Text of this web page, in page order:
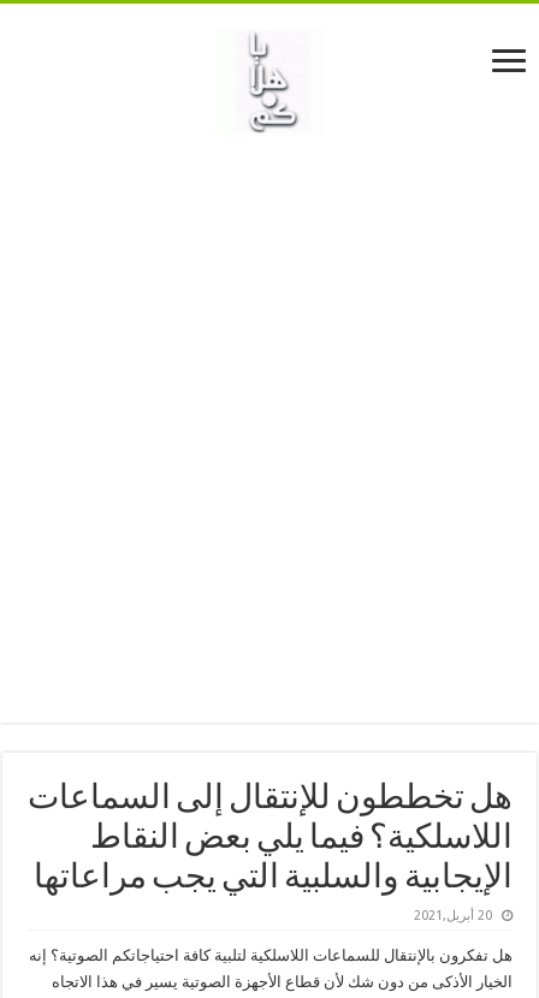
هل تخططون للإنتقال إلى السماعات
اللاسلكية؟ فيما يلي بعض النقاط
الإيجابية والسلبية التي يجب مراعاتها
20 أبريل,2021
هل تفكرون بالإنتقال للسماعات اللاسلكية لتلبية كافة احتياجاتكم الصوتية؟ إنه
الخيار الأذكى من دون شك لأن قطاع الأجهزة الصوتية يسير في هذا الاتجاه